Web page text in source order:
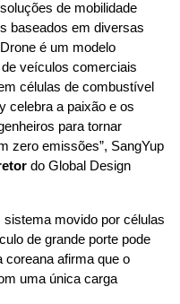
de mobilidade
baseados em diversas
é um modelo
veículos comerciais
células de combustível
celebra a paixão e os
para tornar
zero emissões”, SangYup
movido por células
de grande porte pode
coreana afirma que o
uma única carga